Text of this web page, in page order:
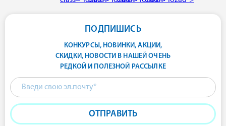
ПОДПИШИСЬ
КОНКУРСЫ, НОВИНКИ, АКЦИИ,
СКИДКИ, НОВОСТИ В НАШЕЙ ОЧЕНЬ
РЕДКОЙ И ПОЛЕЗНОЙ РАССЫЛКЕ
ОТПРАВИТЬ